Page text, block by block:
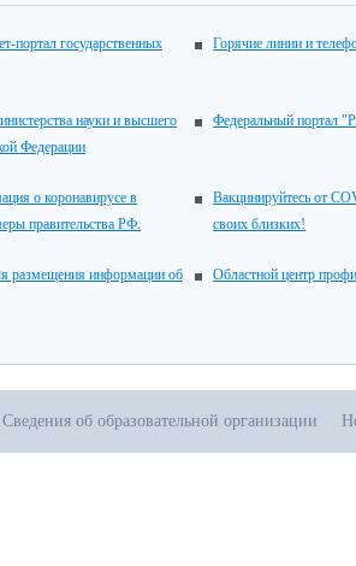
портал государственных
Горячие линии и
науки и высшего
Федерации
Федеральный портал
о коронавирусе в
правительства РФ.
Вакцинируйтесь от
своих близких!
размещения информации об
Областной центр
Сведения об образовательной организации